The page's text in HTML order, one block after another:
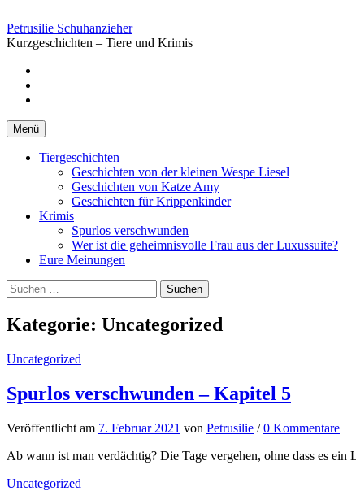
zum
Inhalt
Petrusilie Schuhanzieher
Kurzgeschichten – Tiere und Krimis
Menü
Tiergeschichten
Geschichten von der kleinen Wespe Liesel
Geschichten von Katze Amy
Geschichten für Krippenkinder
Krimis
Spurlos verschwunden
Wer ist die geheimnisvolle Frau aus der Luxussuite?
Eure Meinungen
Suchen
nach:
Kategorie: Uncategorized
Uncategorized
Spurlos verschwunden – Kapitel 5
Veröffentlicht am 7. Februar 2021 von Petrusilie /0 Kommentare
Ab wann ist man verdächtig? Die Tage vergehen, ohne dass es
Uncategorized